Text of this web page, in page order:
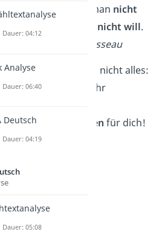
will, sondern dass man nicht
nicht will.
— Jean-Jacques Rousseau
war aber noch lang nicht alles:
haben noch viel mehr
Themen für dich!
Dauer: 04:12
Analyse
Dauer: 06:40
Deutsch
Dauer: 04:19
Dauer: 05:08